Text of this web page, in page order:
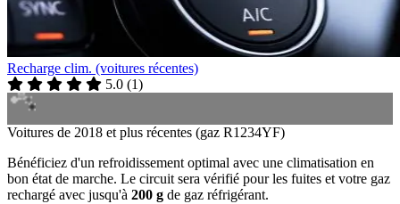
Recharge clim. (voitures récentes)
5.0 (1)
Voitures de 2018 et plus récentes (gaz R1234YF)
Bénéficiez d'un refroidissement optimal avec une climatisation en
bon état de marche. Le circuit sera vérifié pour les fuites et votre gaz
rechargé avec jusqu'à 200 g de gaz réfrigérant.